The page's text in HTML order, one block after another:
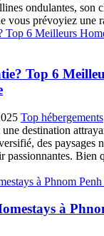
ondulantes, son
vous prévoyiez une
Top 6
Top hébergements
destination
des paysages
passionnantes. Bien
à